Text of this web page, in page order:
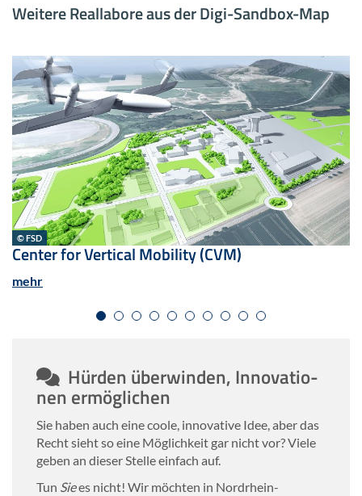
Wei­te­re Re­al­la­bo­re aus der Digi-​Sandbox-Map
© FSD
Cen­ter for Ver­ti­cal Mo­bi­li­ty (CVM)
mehr
Hür­den über­win­den, In­no­va­tio­
nen er­mög­li­chen
Sie haben auch eine coole, in­no­va­ti­ve Idee, aber das
Recht sieht so eine Mög­lich­keit gar nicht vor? Viele
geben an die­ser Stel­le ein­fach auf.
Tun Siees nicht! Wir möch­ten in Nordrhein-​